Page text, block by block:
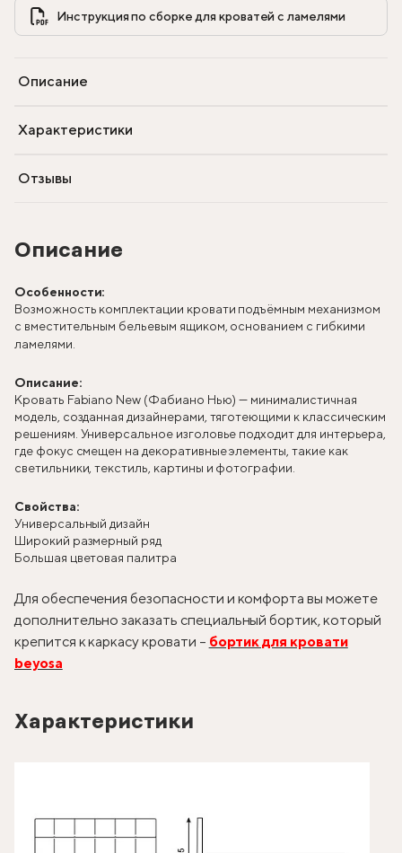
Описание
Особенности:
Возможность комплектации кровати подъёмным механизмом
с вместительным бельевым ящиком, основанием с гибкими
ламелями.
Описание:
Кровать Fabiano New (Фабиано Нью) — минималистичная
модель, созданная дизайнерами, тяготеющими к классическим
решениям. Универсальное изголовье подходит для интерьера,
где фокус смещен на декоративные элементы, такие как
светильники, текстиль, картины и фотографии.
Свойства:
Универсальный дизайн
Широкий размерный ряд
Большая цветовая палитра
Для обеспечения безопасности и комфорта вы можете
дополнительно заказать специальный бортик, который
крепится к каркасу кровати – бортик для кровати
beyosa
Характеристики
Описание
Характеристики
Отзывы